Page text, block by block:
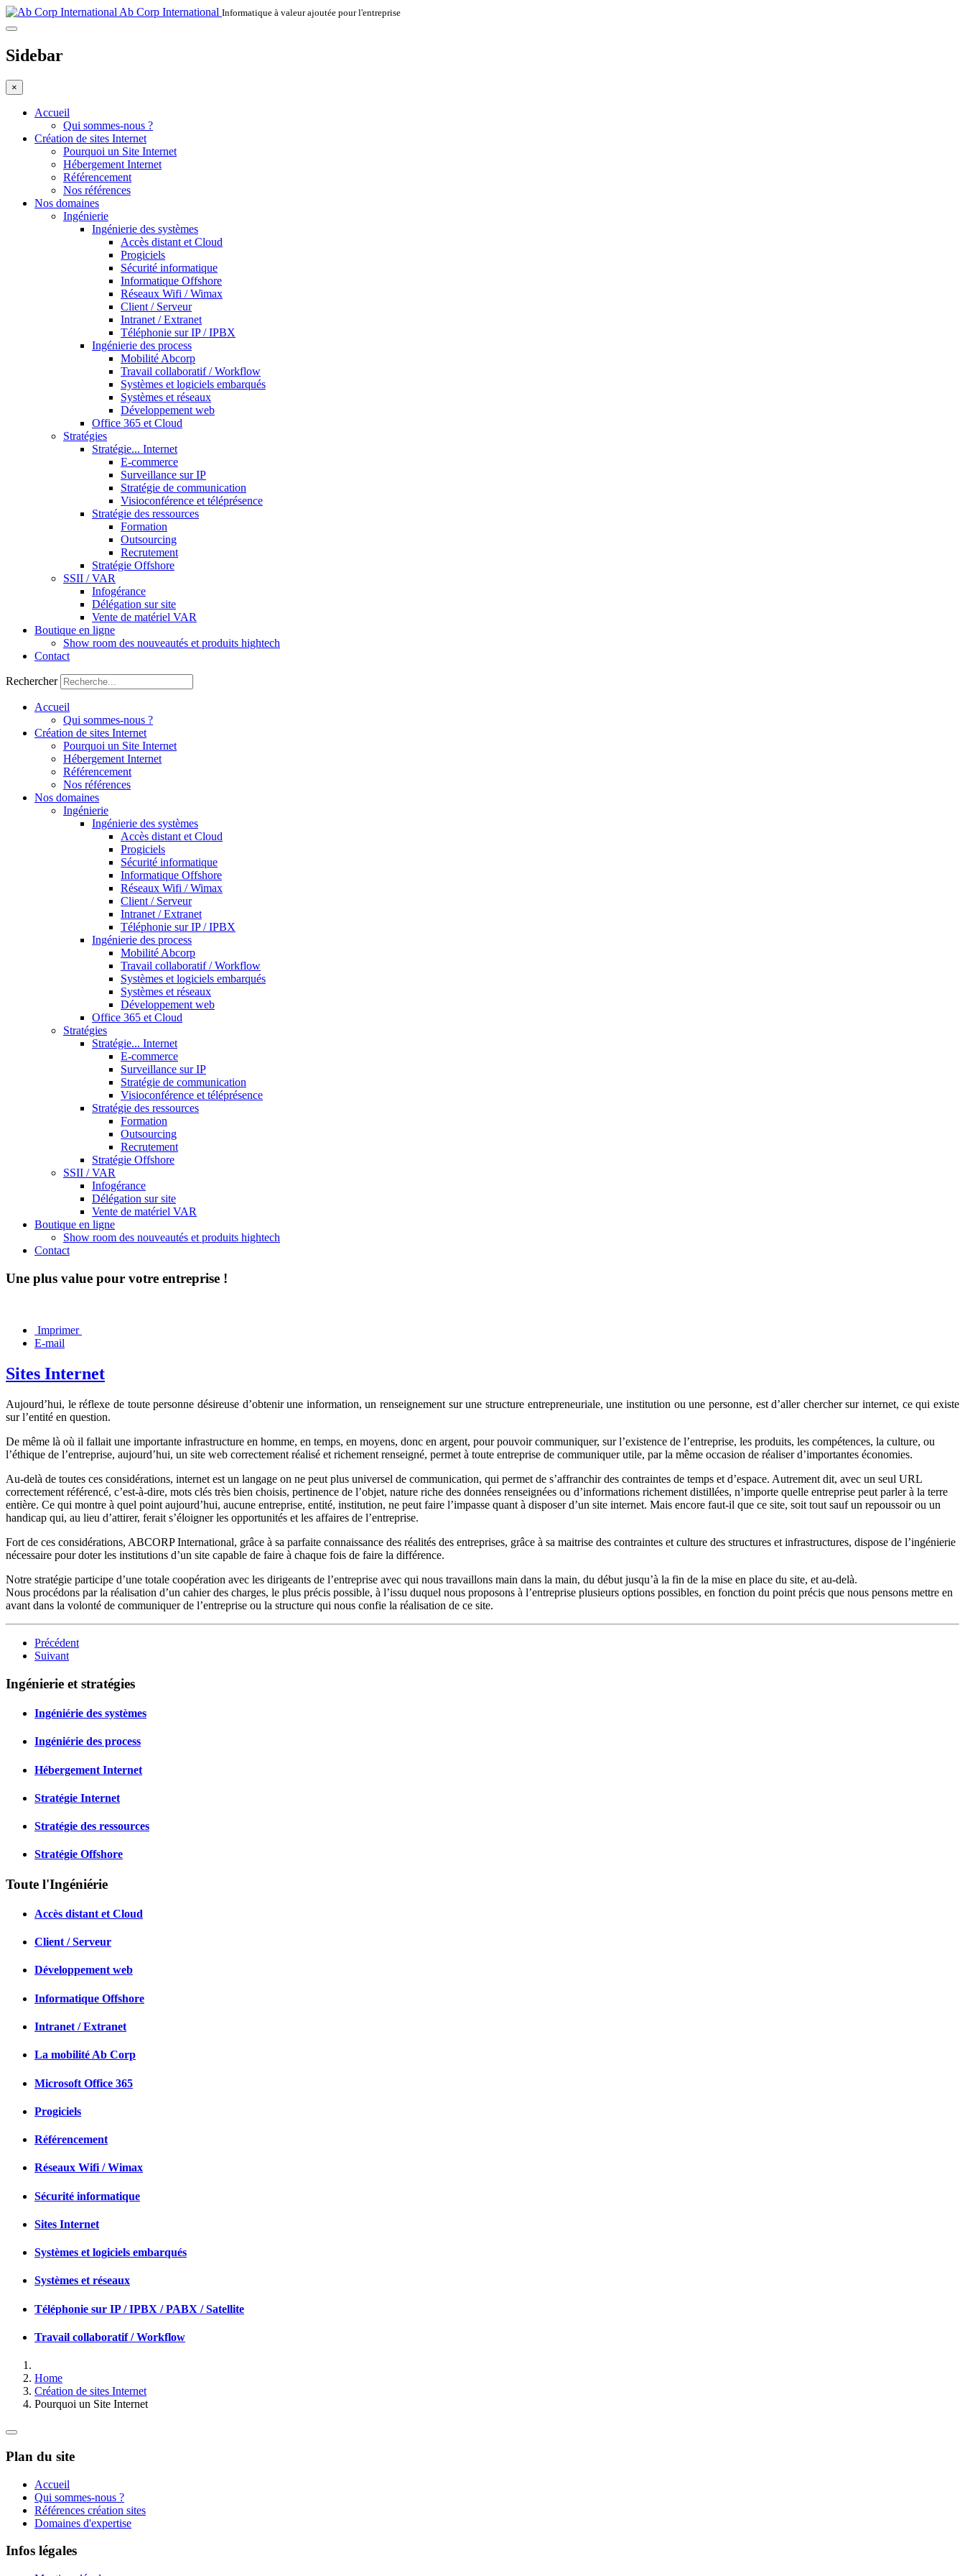
Ab Corp International Informatique à valeur ajoutée pour l'entreprise
Sidebar
×
Accueil
Qui sommes-nous ?
Création de sites Internet
Pourquoi un Site Internet
Hébergement Internet
Référencement
Nos références
Nos domaines
Ingénierie
Ingénierie des systèmes
Accès distant et Cloud
Progiciels
Sécurité informatique
Informatique Offshore
Réseaux Wifi / Wimax
Client / Serveur
Intranet / Extranet
Téléphonie sur IP / IPBX
Ingénierie des process
Mobilité Abcorp
Travail collaboratif / Workflow
Systèmes et logiciels embarqués
Systèmes et réseaux
Développement web
Office 365 et Cloud
Stratégies
Stratégie... Internet
E-commerce
Surveillance sur IP
Stratégie de communication
Visioconférence et téléprésence
Stratégie des ressources
Formation
Outsourcing
Recrutement
Stratégie Offshore
SSII / VAR
Infogérance
Délégation sur site
Vente de matériel VAR
Boutique en ligne
Show room des nouveautés et produits hightech
Contact
Rechercher
Accueil
Qui sommes-nous ?
Création de sites Internet
Pourquoi un Site Internet
Hébergement Internet
Référencement
Nos références
Nos domaines
Ingénierie
Ingénierie des systèmes
Accès distant et Cloud
Progiciels
Sécurité informatique
Informatique Offshore
Réseaux Wifi / Wimax
Client / Serveur
Intranet / Extranet
Téléphonie sur IP / IPBX
Ingénierie des process
Mobilité Abcorp
Travail collaboratif / Workflow
Systèmes et logiciels embarqués
Systèmes et réseaux
Développement web
Office 365 et Cloud
Stratégies
Stratégie... Internet
E-commerce
Surveillance sur IP
Stratégie de communication
Visioconférence et téléprésence
Stratégie des ressources
Formation
Outsourcing
Recrutement
Stratégie Offshore
SSII / VAR
Infogérance
Délégation sur site
Vente de matériel VAR
Boutique en ligne
Show room des nouveautés et produits hightech
Contact
Une plus value pour votre entreprise !
Imprimer
E-mail
Sites Internet
Aujourd’hui, le réflexe de toute personne désireuse d’obtenir une information, un renseignement sur une structure entrepreneuriale, une institution ou une personne, est d’aller chercher sur internet, ce qui existe
sur l’entité en question.
De même là où il fallait une importante infrastructure en homme, en temps, en moyens, donc en argent, pour pouvoir communiquer, sur l’existence de l’entreprise, les produits, les compétences, la culture, ou
l’éthique de l’entreprise, aujourd’hui, un site web correctement réalisé et richement renseigné, permet à toute entreprise de communiquer utile, par la même occasion de réaliser d’importantes économies.
Au-delà de toutes ces considérations, internet est un langage on ne peut plus universel de communication, qui permet de s’affranchir des contraintes de temps et d’espace. Autrement dit, avec un seul URL
correctement référencé, c’est-à-dire, mots clés très bien choisis, pertinence de l’objet, nature riche des données renseignées ou d’informations richement distillées, n’importe quelle entreprise peut parler à la terre
entière. Ce qui montre à quel point aujourd’hui, aucune entreprise, entité, institution, ne peut faire l’impasse quant à disposer d’un site internet. Mais encore faut-il que ce site, soit tout sauf un repoussoir ou un
handicap qui, au lieu d’attirer, ferait s’éloigner les opportunités et les affaires de l’entreprise.
Fort de ces considérations, ABCORP International, grâce à sa parfaite connaissance des réalités des entreprises, grâce à sa maitrise des contraintes et culture des structures et infrastructures, dispose de l’ingénierie
nécessaire pour doter les institutions d’un site capable de faire à chaque fois de faire la différence.
Notre stratégie participe d’une totale coopération avec les dirigeants de l’entreprise avec qui nous travaillons main dans la main, du début jusqu’à la fin de la mise en place du site, et au-delà.
Nous procédons par la réalisation d’un cahier des charges, le plus précis possible, à l’issu duquel nous proposons à l’entreprise plusieurs options possibles, en fonction du point précis que nous pensons mettre en
avant dans la volonté de communiquer de l’entreprise ou la structure qui nous confie la réalisation de ce site.
Précédent
Suivant
Ingénierie et stratégies
Ingéniérie des systèmes
Ingéniérie des process
Hébergement Internet
Stratégie Internet
Stratégie des ressources
Stratégie Offshore
Toute l'Ingéniérie
Accès distant et Cloud
Client / Serveur
Développement web
Informatique Offshore
Intranet / Extranet
La mobilité Ab Corp
Microsoft Office 365
Progiciels
Référencement
Réseaux Wifi / Wimax
Sécurité informatique
Sites Internet
Systèmes et logiciels embarqués
Systèmes et réseaux
Téléphonie sur IP / IPBX / PABX / Satellite
Travail collaboratif / Workflow
Home
Création de sites Internet
Pourquoi un Site Internet
Plan du site
Accueil
Qui sommes-nous ?
Références création sites
Domaines d'expertise
Infos légales